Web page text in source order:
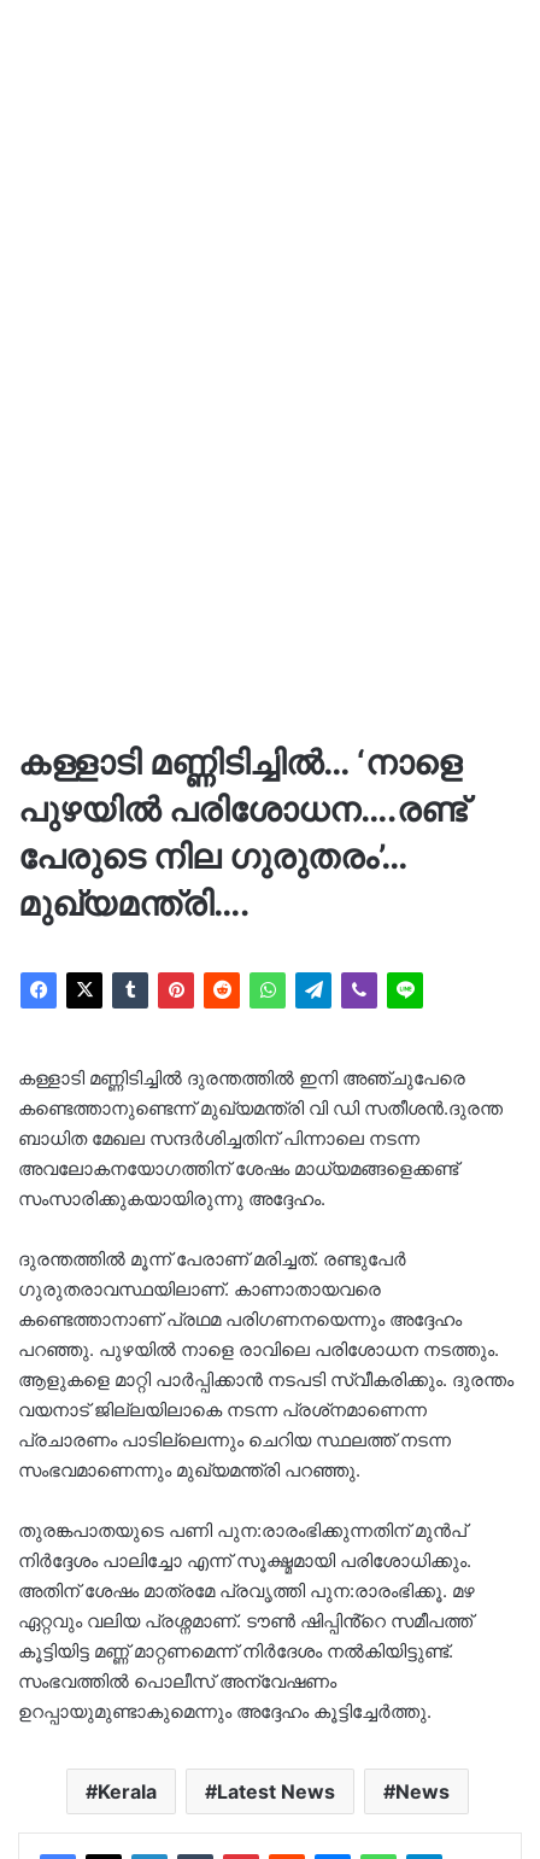
കള്ളാടി മണ്ണിടിച്ചിൽ… ‘നാളെ
പുഴയില്‍ പരിശോധന….രണ്ട്
പേരുടെ നില ഗുരുതരം’…
മുഖ്യമന്ത്രി….
കള്ളാടി മണ്ണിടിച്ചില്‍ ദുരന്തത്തില്‍ ഇനി അഞ്ചുപേരെ
കണ്ടെത്താനുണ്ടെന്ന് മുഖ്യമന്ത്രി വി ഡി സതീശന്‍.ദുരന്ത
ബാധിത മേഖല സന്ദര്‍ശിച്ചതിന് പിന്നാലെ നടന്ന
അവലോകനയോഗത്തിന് ശേഷം മാധ്യമങ്ങളെക്കണ്ട്
സംസാരിക്കുകയായിരുന്നു അദ്ദേഹം.
ദുരന്തത്തില്‍ മൂന്ന് പേരാണ് മരിച്ചത്. രണ്ടുപേര്‍
ഗുരുതരാവസ്ഥയിലാണ്. കാണാതായവരെ
കണ്ടെത്താനാണ് പ്രഥമ പരിഗണനയെന്നും അദ്ദേഹം
പറഞ്ഞു. പുഴയിൽ നാളെ രാവിലെ പരിശോധന നടത്തും.
ആളുകളെ മാറ്റി പാർപ്പിക്കാൻ നടപടി സ്വീകരിക്കും. ദുരന്തം
വയനാട് ജില്ലയിലാകെ നടന്ന പ്രശ്‌നമാണെന്ന
പ്രചാരണം പാടില്ലെന്നും ചെറിയ സ്ഥലത്ത് നടന്ന
സംഭവമാണെന്നും മുഖ്യമന്ത്രി പറഞ്ഞു.
തുരങ്കപാതയുടെ പണി പുന:രാരംഭിക്കുന്നതിന് മുൻപ്
നിർദ്ദേശം പാലിച്ചോ എന്ന് സൂക്ഷ്മമായി പരിശോധിക്കും.
അതിന് ശേഷം മാത്രമേ പ്രവൃത്തി പുന:രാരംഭിക്കൂ. മഴ
ഏറ്റവും വലിയ പ്രശ്നമാണ്. ടൗൺ ഷിപ്പിൻ്റെ സമീപത്ത്
കൂട്ടിയിട്ട മണ്ണ് മാറ്റണമെന്ന് നിർദേശം നൽകിയിട്ടുണ്ട്.
സംഭവത്തിൽ പൊലീസ് അന്വേഷണം
ഉറപ്പായുമുണ്ടാകുമെന്നും അദ്ദേഹം കൂട്ടിച്ചേർത്തു.
Kerala Latest News News